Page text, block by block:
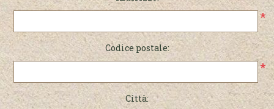
*
Codice postale:
*
Città: